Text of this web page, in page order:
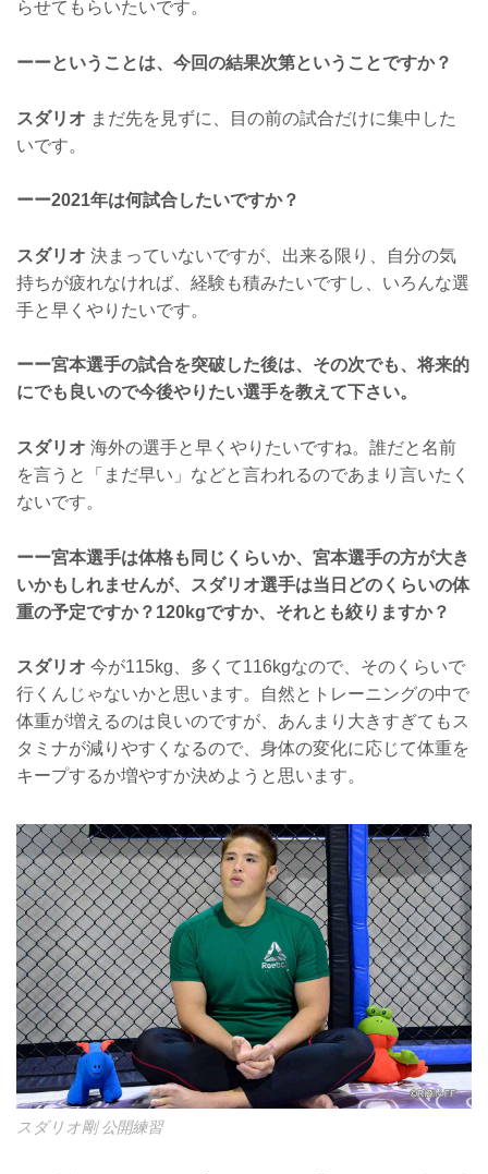
らせてもらいたいです。
ーーということは、今回の結果次第ということですか？
スダリオ まだ先を見ずに、目の前の試合だけに集中した
いです。
ーー2021年は何試合したいですか？
スダリオ 決まっていないですが、出来る限り、自分の気
持ちが疲れなければ、経験も積みたいですし、いろんな選
手と早くやりたいです。
ーー宮本選手の試合を突破した後は、その次でも、将来的
にでも良いので今後やりたい選手を教えて下さい。
スダリオ 海外の選手と早くやりたいですね。誰だと名前
を言うと「まだ早い」などと言われるのであまり言いたく
ないです。
ーー宮本選手は体格も同じくらいか、宮本選手の方が大き
いかもしれませんが、スダリオ選手は当日どのくらいの体
重の予定ですか？120kgですか、それとも絞りますか？
スダリオ 今が115kg、多くて116kgなので、そのくらいで
行くんじゃないかと思います。自然とトレーニングの中で
体重が増えるのは良いのですが、あんまり大きすぎてもス
タミナが減りやすくなるので、身体の変化に応じて体重を
キープするか増やすか決めようと思います。
スダリオ剛 公開練習